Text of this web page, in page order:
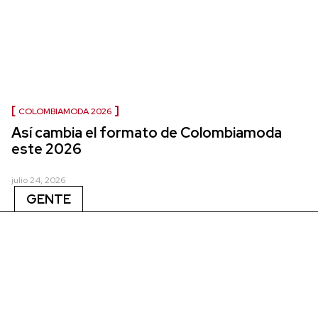
COLOMBIAMODA 2026
Así cambia el formato de Colombiamoda
este 2026
julio 24, 2026
GENTE